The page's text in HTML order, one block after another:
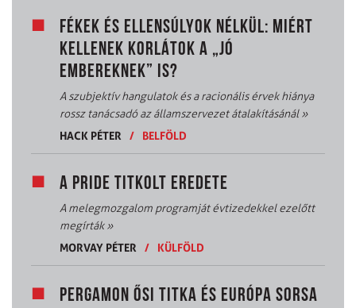
FÉKEK ÉS ELLENSÚLYOK NÉLKÜL: MIÉRT
KELLENEK KORLÁTOK A „JÓ
EMBEREKNEK” IS?
A szubjektív hangulatok és a racionális érvek hiánya
rossz tanácsadó az államszervezet átalakításánál»
HACK PÉTER / BELFÖLD
A PRIDE TITKOLT EREDETE
A melegmozgalom programját évtizedekkel ezelőtt
megírták»
MORVAY PÉTER / KÜLFÖLD
PERGAMON ŐSI TITKA ÉS EURÓPA SORSA